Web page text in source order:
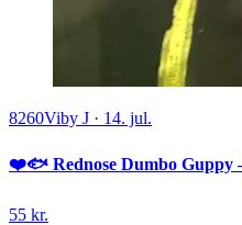
8260Viby J · 14. jul.
❤️🐟 Rednose Dumbo Guppy
55 kr.